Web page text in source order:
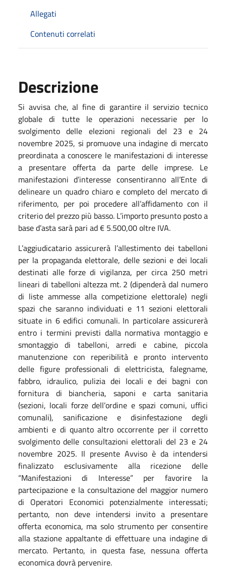
Allegati
Contenuti correlati
Descrizione
Si avvisa che, al fine di garantire il servizio tecnico
globale di tutte le operazioni necessarie per lo
svolgimento delle elezioni regionali del 23 e 24
novembre 2025, si promuove una indagine di mercato
preordinata a conoscere le manifestazioni di interesse
a presentare offerta da parte delle imprese. Le
manifestazioni d’interesse consentiranno all’Ente di
delineare un quadro chiaro e completo del mercato di
riferimento, per poi procedere all’affidamento con il
criterio del prezzo più basso. L’importo presunto posto a
base d’asta sarà pari ad € 5.500,00 oltre IVA.
L’aggiudicatario assicurerà l’allestimento dei tabelloni
per la propaganda elettorale, delle sezioni e dei locali
destinati alle forze di vigilanza, per circa 250 metri
lineari di tabelloni altezza mt. 2 (dipenderà dal numero
di liste ammesse alla competizione elettorale) negli
spazi che saranno individuati e 11 sezioni elettorali
situate in 6 edifici comunali. In particolare assicurerà
entro i termini previsti dalla normativa montaggio e
smontaggio di tabelloni, arredi e cabine, piccola
manutenzione con reperibilità e pronto intervento
delle figure professionali di elettricista, falegname,
fabbro, idraulico, pulizia dei locali e dei bagni con
fornitura di biancheria, saponi e carta sanitaria
(sezioni, locali forze dell’ordine e spazi comuni, uffici
comunali), sanificazione e disinfestazione degli
ambienti e di quanto altro occorrente per il corretto
svolgimento delle consultazioni elettorali del 23 e 24
novembre 2025. Il presente Avviso è da intendersi
finalizzato esclusivamente alla ricezione delle
“Manifestazioni di Interesse” per favorire la
partecipazione e la consultazione del maggior numero
di Operatori Economici potenzialmente interessati;
pertanto, non deve intendersi invito a presentare
offerta economica, ma solo strumento per consentire
alla stazione appaltante di effettuare una indagine di
mercato. Pertanto, in questa fase, nessuna offerta
economica dovrà pervenire.